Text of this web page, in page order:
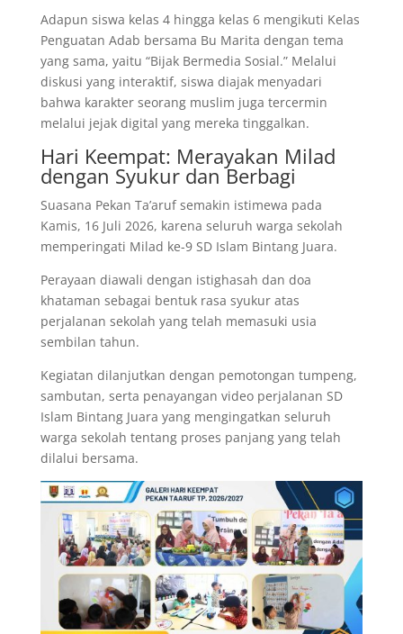
Adapun siswa kelas 4 hingga kelas 6 mengikuti Kelas
Penguatan Adab bersama Bu Marita dengan tema
yang sama, yaitu “Bijak Bermedia Sosial.” Melalui
diskusi yang interaktif, siswa diajak menyadari
bahwa karakter seorang muslim juga tercermin
melalui jejak digital yang mereka tinggalkan.
Hari Keempat: Merayakan Milad
dengan Syukur dan Berbagi
Suasana Pekan Ta’aruf semakin istimewa pada
Kamis, 16 Juli 2026, karena seluruh warga sekolah
memperingati Milad ke-9 SD Islam Bintang Juara.
Perayaan diawali dengan istighasah dan doa
khataman sebagai bentuk rasa syukur atas
perjalanan sekolah yang telah memasuki usia
sembilan tahun.
Kegiatan dilanjutkan dengan pemotongan tumpeng,
sambutan, serta penayangan video perjalanan SD
Islam Bintang Juara yang mengingatkan seluruh
warga sekolah tentang proses panjang yang telah
dilalui bersama.